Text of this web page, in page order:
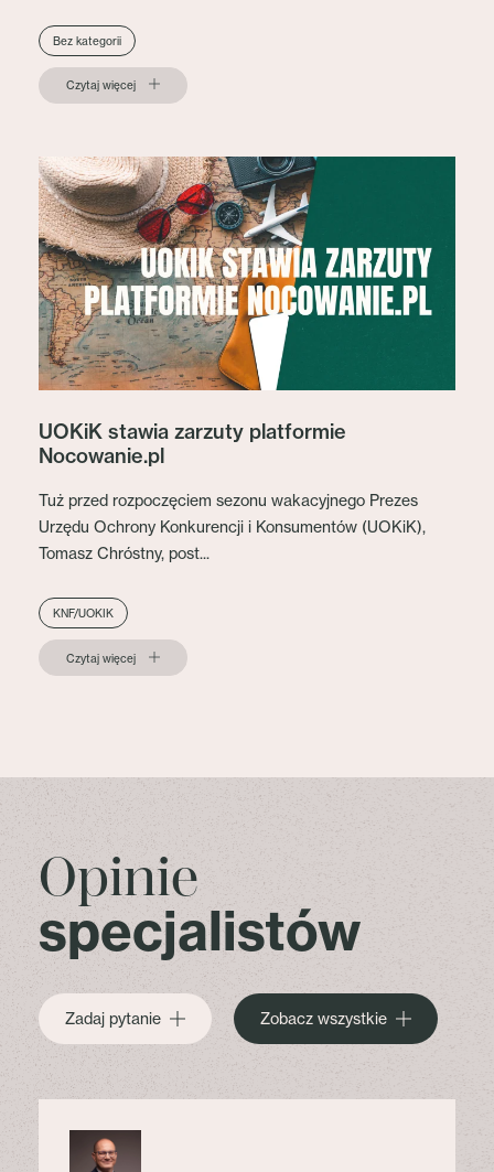
Bez kategorii
Czytaj więcej
UOKiK stawia zarzuty platformie
Nocowanie.pl
Tuż przed rozpoczęciem sezonu wakacyjnego Prezes
Urzędu Ochrony Konkurencji i Konsumentów (UOKiK),
Tomasz Chróstny, post...
KNF/UOKIK
Czytaj więcej
Opinie
specjalistów
Zadaj pytanie Zobacz wszystkie